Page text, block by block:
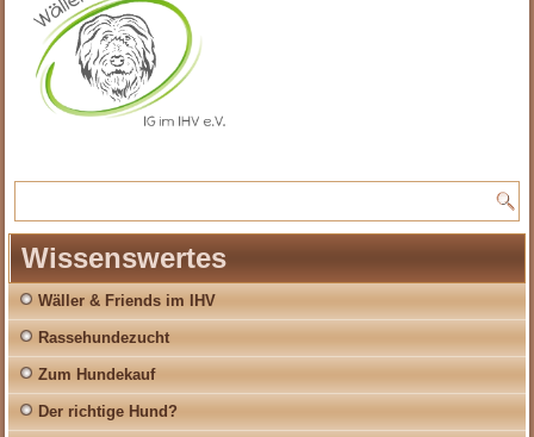
Wissenswertes
Wäller & Friends im IHV
Rassehundezucht
Zum Hundekauf
Der richtige Hund?